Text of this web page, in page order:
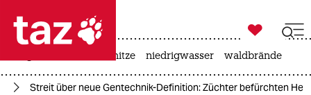
 taz zahl ich
taz zahl ich

taz zahl ich
hitze niedrigwasser waldbrände
Streit über neue Gentechnik-Definition: Züchter befürchten